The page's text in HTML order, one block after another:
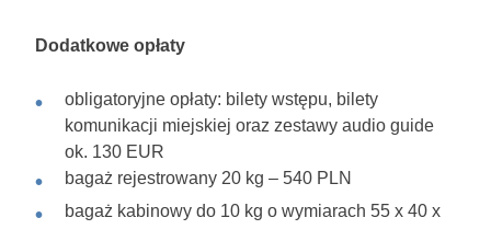
Dodatkowe opłaty
obligatoryjne opłaty: bilety wstępu, bilety
komunikacji miejskiej oraz zestawy audio guide
ok. 130 EUR
bagaż rejestrowany 20 kg – 540 PLN
bagaż kabinowy do 10 kg o wymiarach 55 x 40 x